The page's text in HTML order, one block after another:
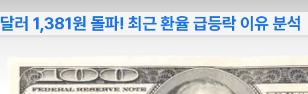
달러 1,381원 돌파! 최근 환율 급등락 이유 분석